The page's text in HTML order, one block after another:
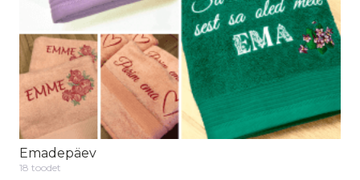
Emadepäev
18 toodet